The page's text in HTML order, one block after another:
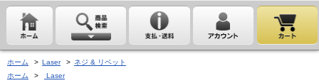
ホーム > Laser > ネジ & リベット
ホーム
>
Laser